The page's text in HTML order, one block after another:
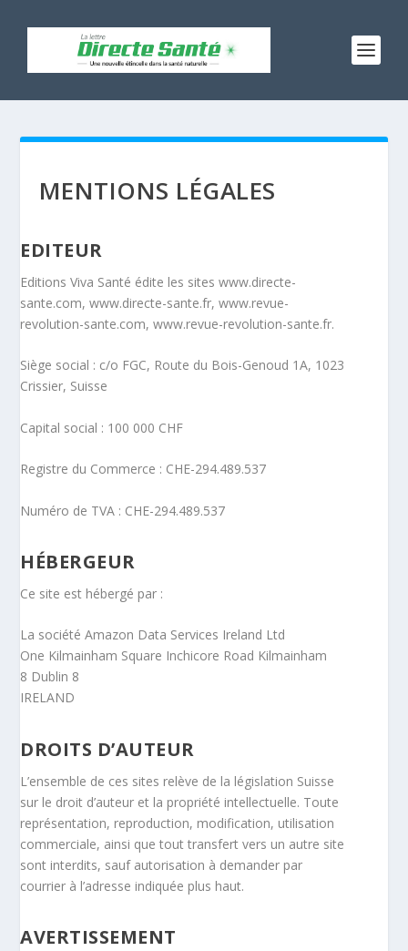
MENTIONS LÉGALES
EDITEUR
Editions Viva Santé édite les sites www.directe-
sante.com, www.directe-sante.fr, www.revue-
revolution-sante.com, www.revue-revolution-sante.fr.
Siège social : c/o FGC, Route du Bois-Genoud 1A, 1023
Crissier, Suisse
Capital social : 100 000 CHF
Registre du Commerce : CHE-294.489.537
Numéro de TVA : CHE-294.489.537​
HÉBERGEUR
Ce site est hébergé par :
La société Amazon Data Services Ireland Ltd
One Kilmainham Square Inchicore Road Kilmainham
8 Dublin 8
IRELAND
DROITS D’AUTEUR
L’ensemble de ces sites relève de la législation Suisse
sur le droit d’auteur et la propriété intellectuelle. Toute
représentation, reproduction, modification, utilisation
commerciale, ainsi que tout transfert vers un autre site
sont interdits, sauf autorisation à demander par
courrier à l’adresse indiquée plus haut.
AVERTISSEMENT